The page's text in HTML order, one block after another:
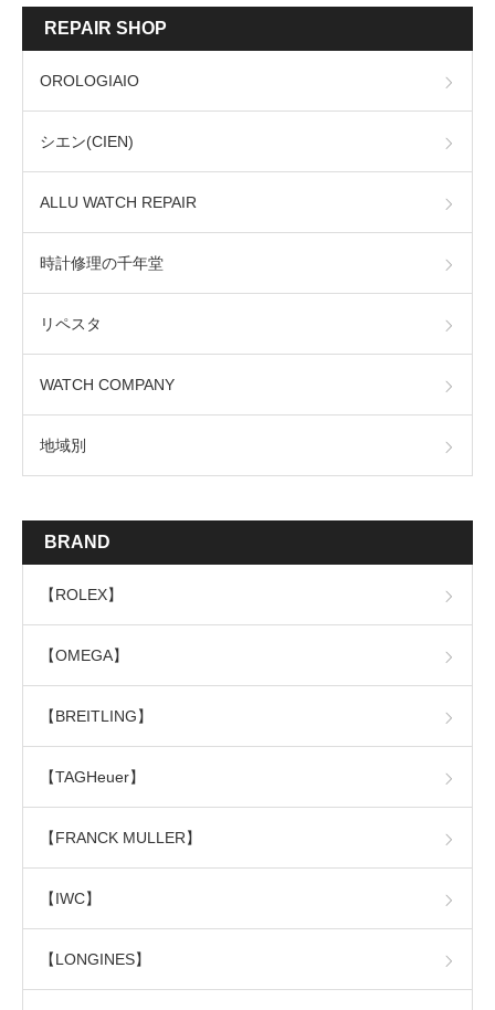
REPAIR SHOP
OROLOGIAIO
シエン(CIEN)
ALLU WATCH REPAIR
時計修理の千年堂
リペスタ
WATCH COMPANY
地域別
BRAND
【ROLEX】
【OMEGA】
【BREITLING】
【TAGHeuer】
【FRANCK MULLER】
【IWC】
【LONGINES】